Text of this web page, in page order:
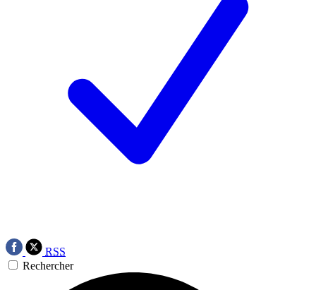
RSS
Rechercher